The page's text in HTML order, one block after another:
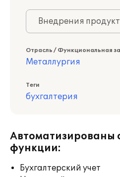
Внедрения
Отрасль / Функциональная
Металлургия
Теги
бухгалтерия
Автоматизированы
функции:
Бухгалтерский учет